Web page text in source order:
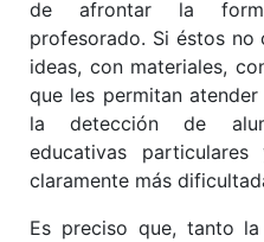
de afrontar la
profesorado. Si éstos no
ideas, con materiales,
que les permitan
la detección de
educativas
claramente más
Es preciso que, tanto